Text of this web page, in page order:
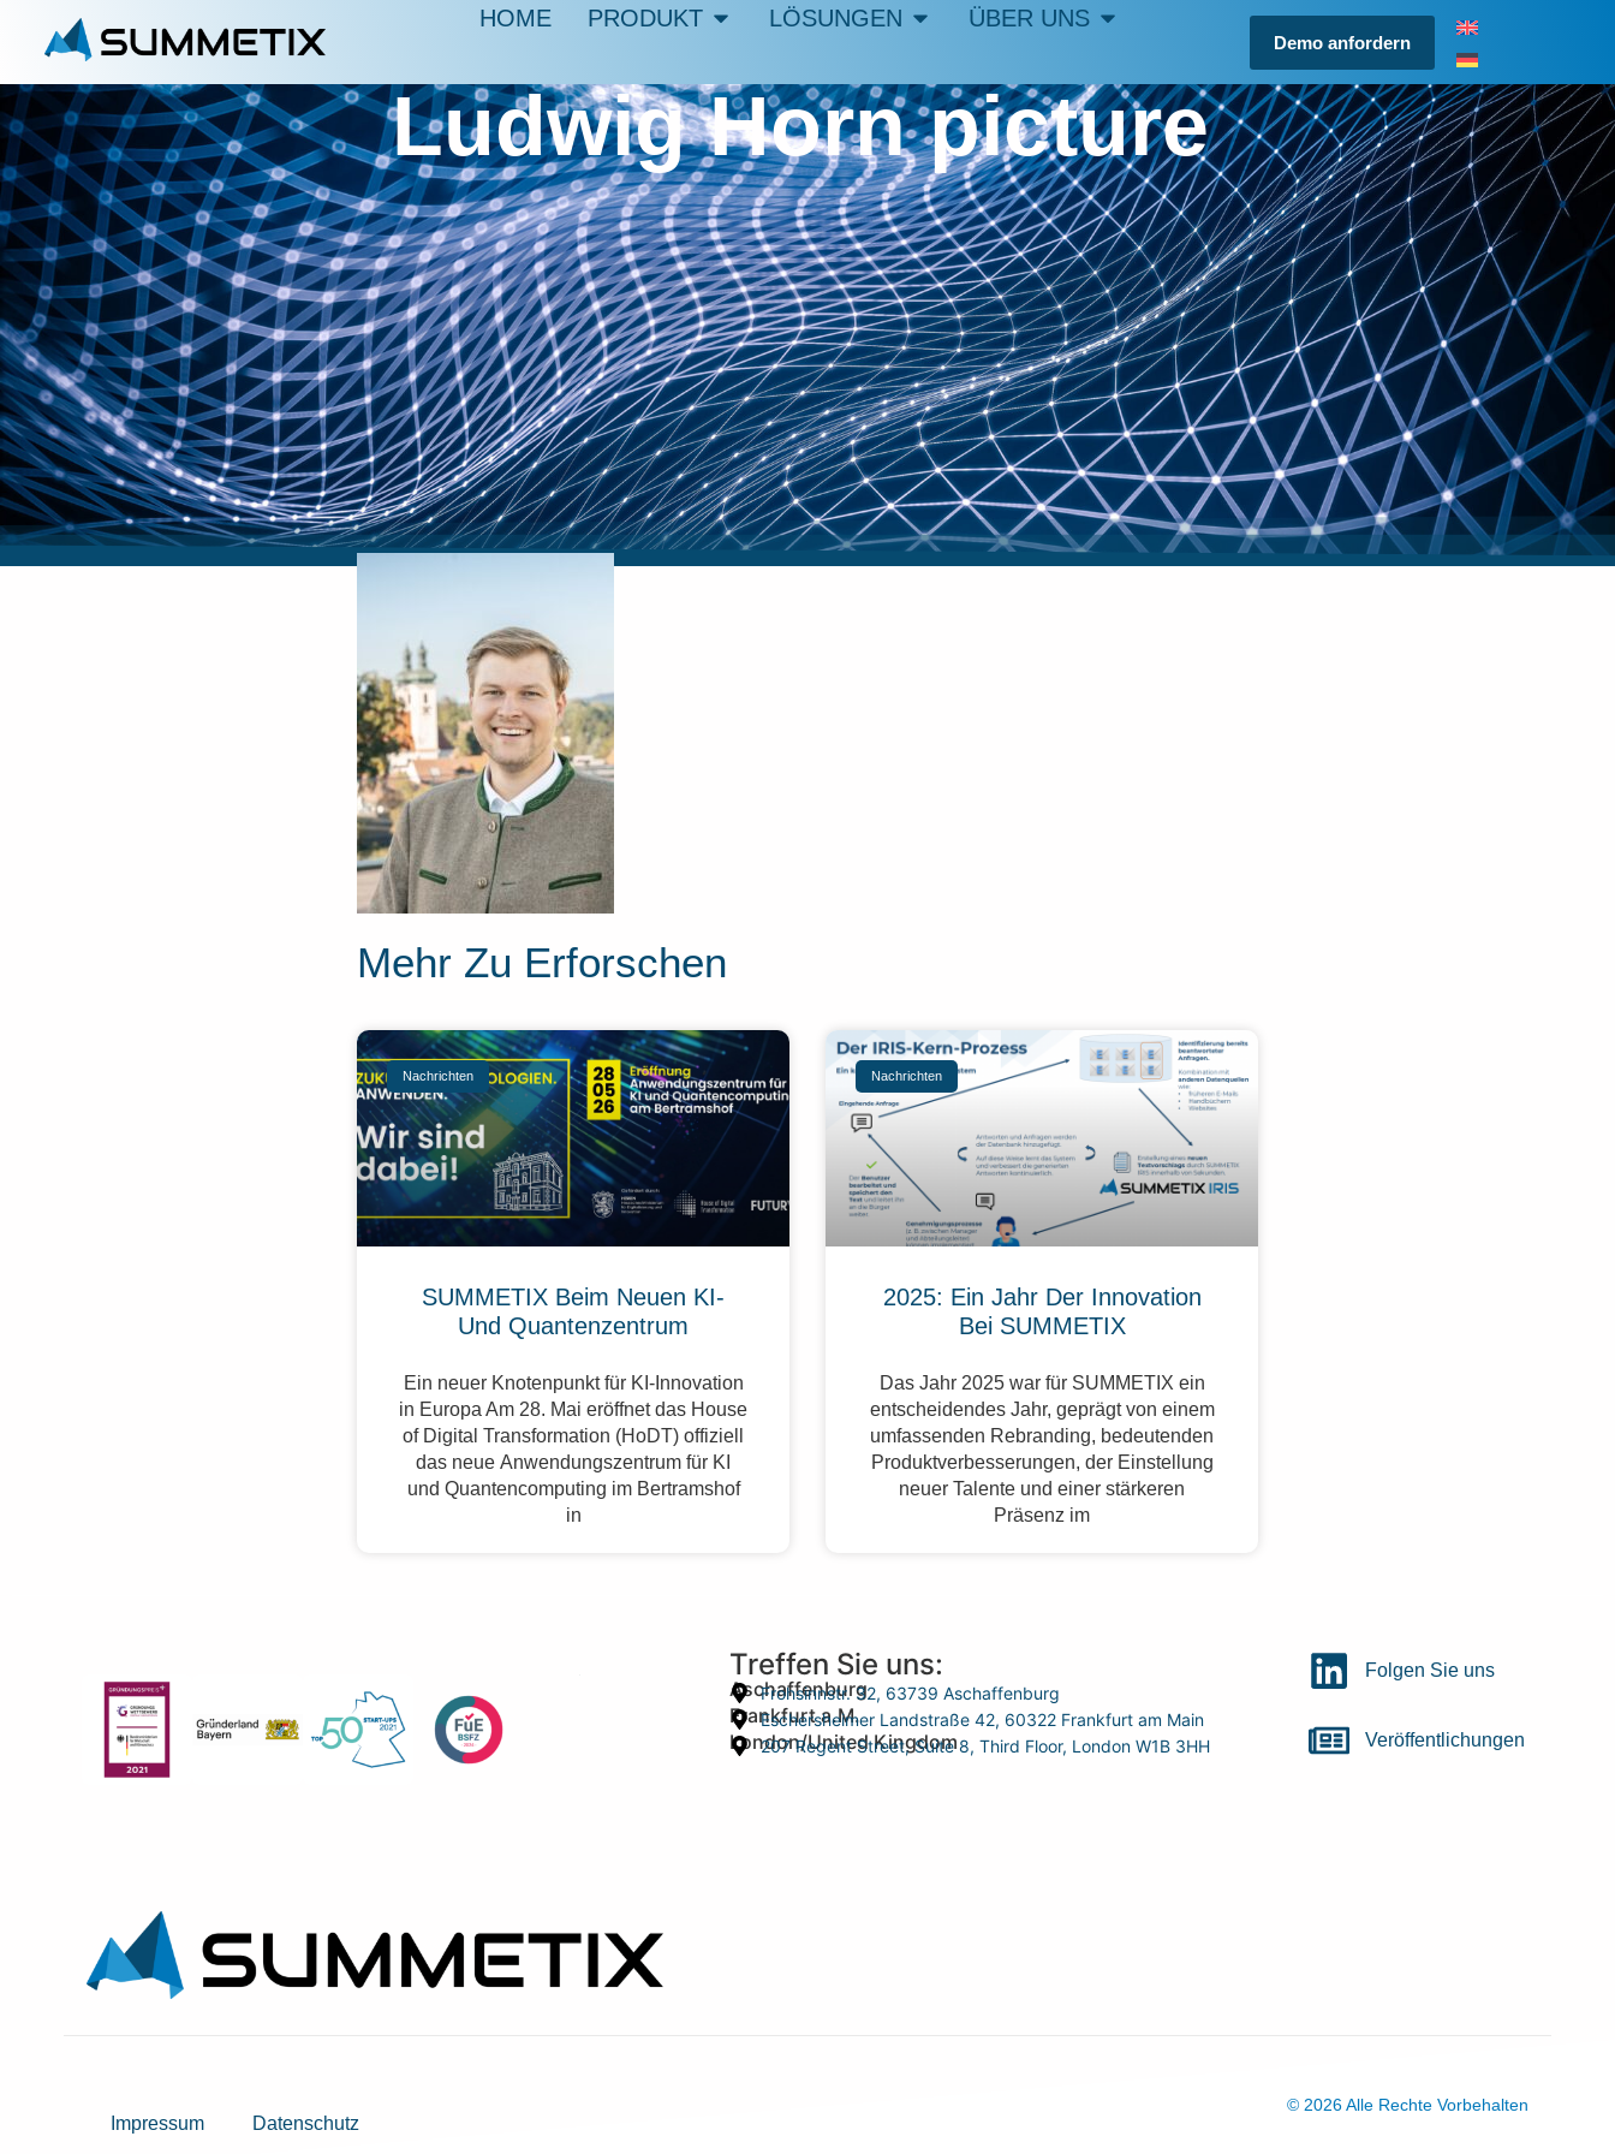
HOME PRODUKT LÖSUNGEN ÜBER UNS
Demo anfordern
Ludwig Horn picture
Mehr Zu Erforschen
Nachrichten
SUMMETIX Beim Neuen KI-
Und Quantenzentrum
Ein neuer Knotenpunkt für KI-Innovation
in Europa Am 28. Mai eröffnet das House
of Digital Transformation (HoDT) offiziell
das neue Anwendungszentrum für KI
und Quantencomputing im Bertramshof
in
Nachrichten
2025: Ein Jahr Der Innovation
Bei SUMMETIX
Das Jahr 2025 war für SUMMETIX ein
entscheidendes Jahr, geprägt von einem
umfassenden Rebranding, bedeutenden
Produktverbesserungen, der Einstellung
neuer Talente und einer stärkeren
Präsenz im
Treffen Sie uns:
Aschaffenburg
Frohsinnstr. 32, 63739 Aschaffenburg
Frankfurt a.M.
Eschersheimer Landstraße 42, 60322 Frankfurt am Main
London/United Kingdom
207 Regent Street, Suite 8, Third Floor, London W1B 3HH
Folgen Sie uns
Veröffentlichungen
Impressum Datenschutz
© 2026 Alle Rechte Vorbehalten